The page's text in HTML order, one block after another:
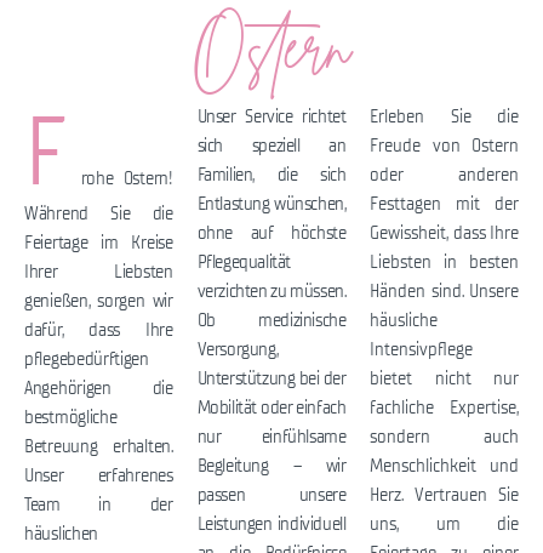
Ostern
F
rohe Ostern!
Während Sie die
Feiertage im Kreise
Ihrer Liebsten
genießen, sorgen wir
dafür, dass Ihre
pflegebedürftigen
Angehörigen die
bestmögliche
Betreuung erhalten.
Unser erfahrenes
Team in der
häuslichen
Unser Service richtet
sich speziell an
Familien, die sich
Entlastung wünschen,
ohne auf höchste
Pflegequalität
verzichten zu müssen.
Ob medizinische
Versorgung,
Unterstützung bei der
Mobilität oder einfach
nur einfühlsame
Begleitung – wir
passen unsere
Leistungen individuell
Erleben Sie die
Freude von Ostern
oder anderen
Festtagen mit der
Gewissheit, dass Ihre
Liebsten in besten
Händen sind. Unsere
häusliche
Intensivpflege
bietet nicht nur
fachliche Expertise,
sondern auch
Menschlichkeit und
Herz. Vertrauen Sie
uns, um die